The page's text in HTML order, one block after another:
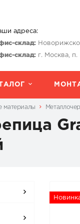
адреса:
склад:
склад:г. Москва, п.
материалы